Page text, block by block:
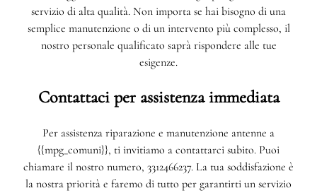
servizio di alta qualità. Non importa se hai bisogno di una
semplice manutenzione o di un intervento più complesso, il
nostro personale qualificato saprà rispondere alle tue
esigenze.
Contattaci per assistenza immediata
Per assistenza riparazione e manutenzione antenne a
{{mpg_comuni}}, ti invitiamo a contattarci subito. Puoi
chiamare il nostro numero, 3312466237. La tua soddisfazione è
la nostra priorità e faremo di tutto per garantirti un servizio